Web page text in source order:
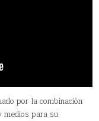
por la combinación
medios para su